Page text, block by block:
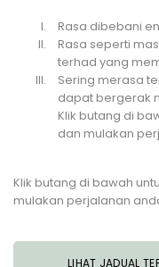
Rasa dibebani
Rasa seperti
terhad yang
Sering merasa
dapat bergerak
Klik butang di
dan mulakan
Klik butang di bawah
mulakan perjalanan
LIHAT JADUAL